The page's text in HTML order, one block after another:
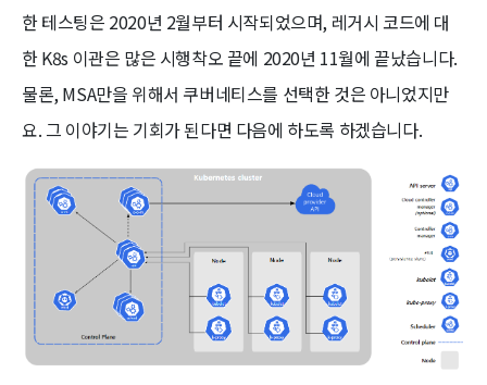
한 테스팅은 2020년 2월부터 시작되었으며, 레거시 코드에 대
한 K8s 이관은 많은 시행착오 끝에 2020년 11월에 끝났습니다.
물론, MSA만을 위해서 쿠버네티스를 선택한 것은 아니었지만
요. 그 이야기는 기회가 된다면 다음에 하도록 하겠습니다.